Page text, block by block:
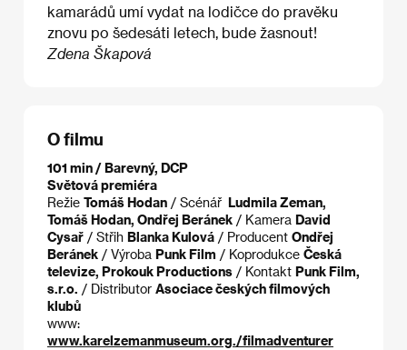
kamarádů umí vydat na lodičce do pravěku
znovu po šedesáti letech, bude žasnout!
Zdena Škapová
O filmu
101 min / Barevný, DCP
Světová premiéra
Režie Tomáš Hodan / Scénář Ludmila Zeman,
Tomáš Hodan, Ondřej Beránek / Kamera David
Cysař / Střih Blanka Kulová / Producent Ondřej
Beránek / Výroba Punk Film / Koprodukce Česká
televize, Prokouk Productions / Kontakt Punk Film,
s.r.o. / Distributor Asociace českých filmových
klubů
www:
www.karelzemanmuseum.org./filmadventurer